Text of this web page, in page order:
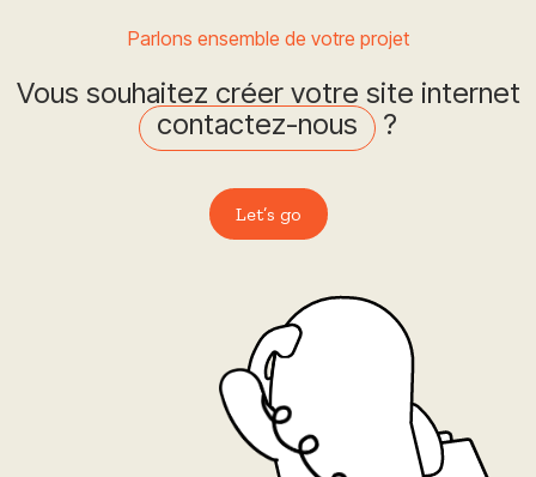
Parlons ensemble de votre projet
Vous souhaitez créer votre site internet
contactez-nous
?
Let’s go